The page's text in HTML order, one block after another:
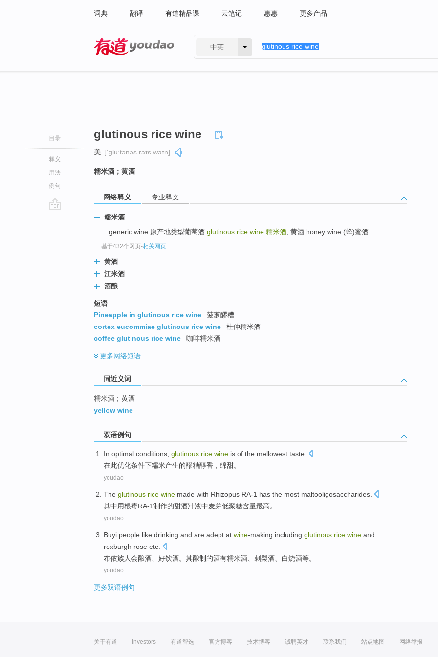
词典 翻译 有道精品课 云笔记 惠惠 更多产品
中英
目录
释义
用法
例句
glutinous rice wine
美 [ˈɡluːtənəs raɪs waɪn]
糯米酒；黄酒
网络释义 专业释义
糯米酒
... generic wine 原产地类型葡萄酒 glutinous rice wine 糯米酒 , 黄酒 honey wine (蜂)蜜酒 ...
基于432个网页-相关网页
黄酒
江米酒
酒酿
短语
Pineapple in glutinous rice wine
菠萝醪糟
cortex eucommiae glutinous rice wine
杜仲糯米酒
coffee glutinous rice wine
咖啡糯米酒
更多网络短语
同近义词
糯米酒；黄酒
yellow wine
双语例句
In optimal conditions, glutinous rice wine is of the mellowest taste.
在此优化条件下糯米产生的醪糟醇香 ，绵甜。
youdao
The glutinous rice wine made with Rhizopus RA-1 has the most maltooligosaccharides
其中 用根霉RA-1制作的甜酒汁液中麦芽低聚糖含量最高。
youdao
Buyi people like drinking and are adept at wine-making including glutinous rice wine and
roxburgh rose etc
布依族人会酿酒 、好饮酒。其酿制的酒有糯米酒、刺梨酒、白烧酒等。
youdao
更多双语例句
关于有道 Investors 有道智选 官方博客 技术博客 诚聘英才 联系我们 站点地图 网络举报